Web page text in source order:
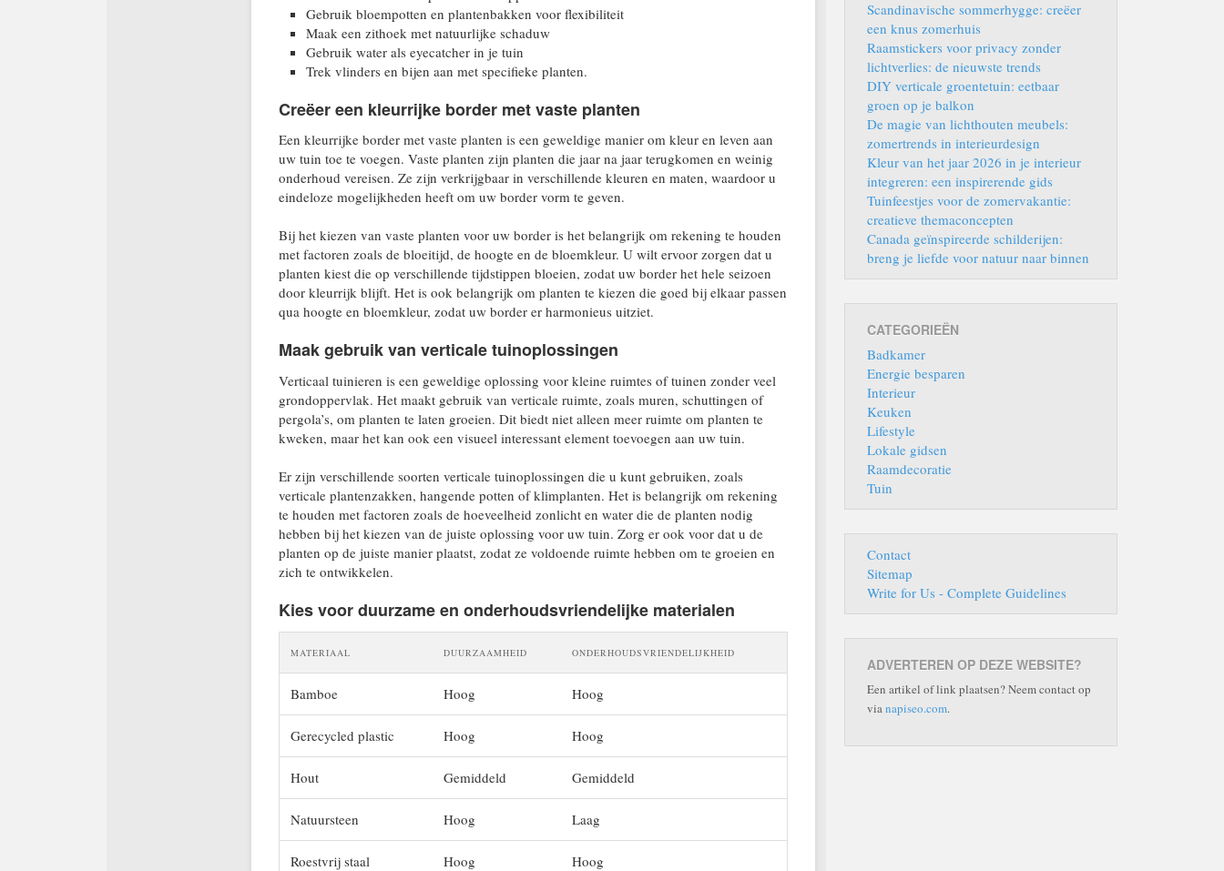
Gebruik bloempotten en plantenbakken voor flexibiliteit
Maak een zithoek met natuurlijke schaduw
Gebruik water als eyecatcher in je tuin
Trek vlinders en bijen aan met specifieke planten.
Creëer een kleurrijke border met vaste planten
Een kleurrijke border met vaste planten is een geweldige manier om kleur en leven aan
uw tuin toe te voegen. Vaste planten zijn planten die jaar na jaar terugkomen en weinig
onderhoud vereisen. Ze zijn verkrijgbaar in verschillende kleuren en maten, waardoor u
eindeloze mogelijkheden heeft om uw border vorm te geven.
Bij het kiezen van vaste planten voor uw border is het belangrijk om rekening te houden
met factoren zoals de bloeitijd, de hoogte en de bloemkleur. U wilt ervoor zorgen dat u
planten kiest die op verschillende tijdstippen bloeien, zodat uw border het hele seizoen
door kleurrijk blijft. Het is ook belangrijk om planten te kiezen die goed bij elkaar passen
qua hoogte en bloemkleur, zodat uw border er harmonieus uitziet.
Maak gebruik van verticale tuinoplossingen
Verticaal tuinieren is een geweldige oplossing voor kleine ruimtes of tuinen zonder veel
grondoppervlak. Het maakt gebruik van verticale ruimte, zoals muren, schuttingen of
pergola’s, om planten te laten groeien. Dit biedt niet alleen meer ruimte om planten te
kweken, maar het kan ook een visueel interessant element toevoegen aan uw tuin.
Er zijn verschillende soorten verticale tuinoplossingen die u kunt gebruiken, zoals
verticale plantenzakken, hangende potten of klimplanten. Het is belangrijk om rekening
te houden met factoren zoals de hoeveelheid zonlicht en water die de planten nodig
hebben bij het kiezen van de juiste oplossing voor uw tuin. Zorg er ook voor dat u de
planten op de juiste manier plaatst, zodat ze voldoende ruimte hebben om te groeien en
zich te ontwikkelen.
Kies voor duurzame en onderhoudsvriendelijke materialen
MATERIAAL DUURZAAMHEID ONDERHOUDSVRIENDELIJKHEID
Bamboe Hoog Hoog
Gerecycled plastic Hoog Hoog
Hout Gemiddeld Gemiddeld
Natuursteen Hoog Laag
Roestvrij staal Hoog Hoog
Scandinavische sommerhygge: creëer
een knus zomerhuis
Raamstickers voor privacy zonder
lichtverlies: de nieuwste trends
DIY verticale groentetuin: eetbaar
groen op je balkon
De magie van lichthouten meubels:
zomertrends in interieurdesign
Kleur van het jaar 2026 in je interieur
integreren: een inspirerende gids
Tuinfeestjes voor de zomervakantie:
creatieve themaconcepten
Canada geïnspireerde schilderijen:
breng je liefde voor natuur naar binnen
CATEGORIEËN
Badkamer
Energie besparen
Interieur
Keuken
Lifestyle
Lokale gidsen
Raamdecoratie
Tuin
Contact
Sitemap
Write for Us - Complete Guidelines
ADVERTEREN OP DEZE WEBSITE?
Een artikel of link plaatsen? Neem contact op
vianapiseo.com.